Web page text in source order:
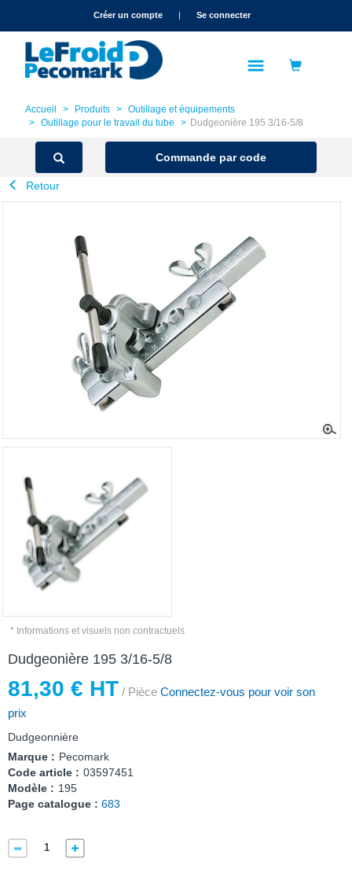
text.skipToNavigationCréer un compte | Se connecter
Accueil Produits
Outillage et équipements
Outillage pour le travail du tube
Dudgeonière 195 3/16-5/8
Commande par code
Retour
* Informations et visuels non contractuels
Dudgeonière 195 3/16-5/8
81,30 € HT / Pièce Connectez-vous pour voir son
prix
Dudgeonnière
Marque : Pecomark
Code article : 03597451
Modèle : 195
Page catalogue : 683